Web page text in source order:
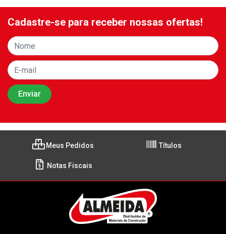
Cadastre-se para receber nossas ofertas!
Meus Pedidos Títulos
Notas Fiscais